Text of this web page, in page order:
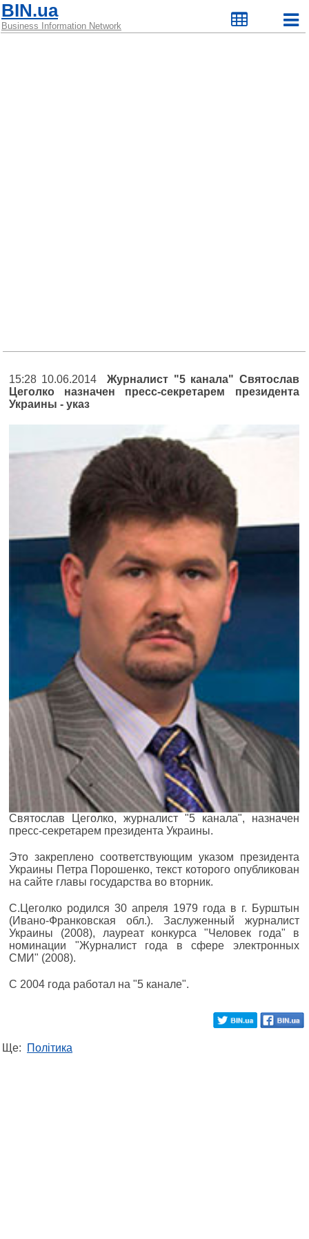
BIN.ua
Business Information Network
15:28 10.06.2014Журналист "5 канала" Святослав
Цеголко назначен пресс-секретарем президента
Украины - указ
Святослав Цеголко, журналист "5 канала", назначен
пресс-секретарем президента Украины.
Это закреплено соответствующим указом президента
Украины Петра Порошенко, текст которого опубликован
на сайте главы государства во вторник.
С.Цеголко родился 30 апреля 1979 года в г. Бурштын
(Ивано-Франковская обл.). Заслуженный журналист
Украины (2008), лауреат конкурса "Человек года" в
номинации "Журналист года в сфере электронных
СМИ" (2008).
С 2004 года работал на "5 канале".
Ще: Політика